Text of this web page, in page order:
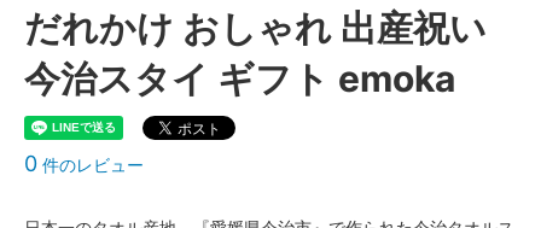
だれかけ おしゃれ 出産祝い
今治スタイ ギフト emoka
0 件のレビュー